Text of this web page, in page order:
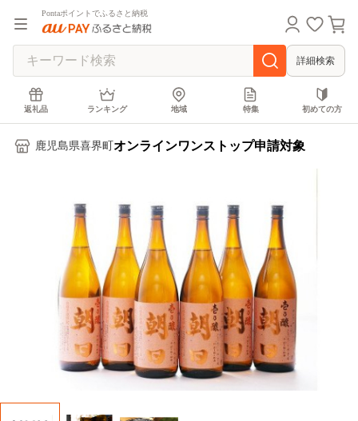
Pontaポイントでふるさと納税
詳細検索
返礼品 ランキング 地域 特集 初めての方
鹿児島県喜界町 オンラインワンストップ申請対象